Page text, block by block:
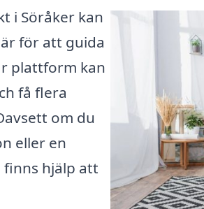
i Söråker kan
för att guida
plattform kan
få flera
om du
eller en
hjälp att